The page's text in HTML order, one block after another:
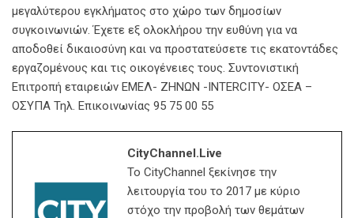
μεγαλύτερου εγκλήματος στο χώρο των δημοσίων
συγκοινωνιών. Έχετε εξ ολοκλήρου την ευθύνη για να
αποδοθεί δικαιοσύνη και να προστατεύσετε τις εκατοντάδες
εργαζομένους και τις οικογένειες τους. Συντονιστική
Επιτροπή εταιρειών ΕΜΕΛ- ΖΗΝΩΝ -INTERCITY- ΟΣΕΑ –
ΟΣΥΠΑ Τηλ. Επικοινωνίας 95 75 00 55
CityChannel.live
Το CityChannel ξεκίνησε την
λειτουργία του το 2017 με κύριο
στόχο την προβολή των θεμάτων